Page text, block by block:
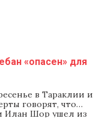
«опасен» для
в Тараклии и
говорят, что
Илан Шор ушел из
Оргееве и
скандалами